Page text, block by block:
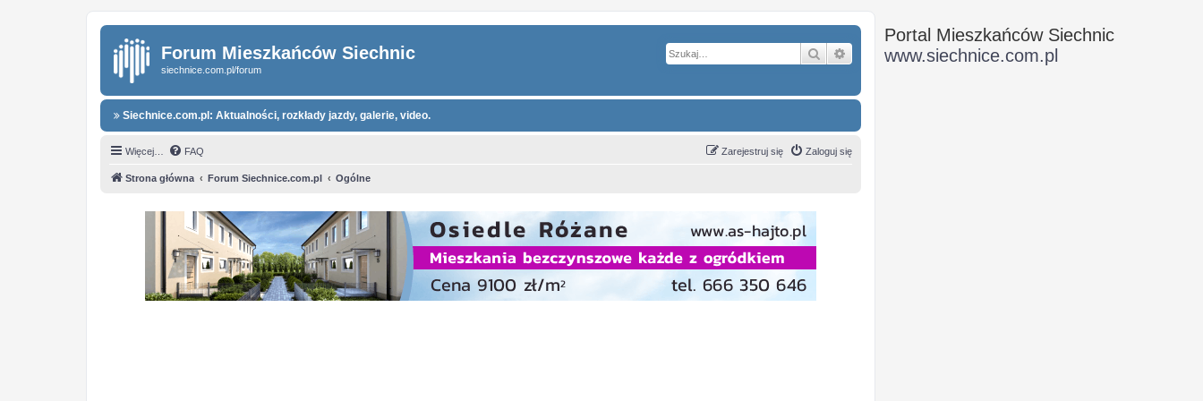
Forum Mieszkańców Siechnic
siechnice.com.pl/forum
Szukaj Wyszukiwanie zaawansowane
Siechnice.com.pl: Aktualności, rozkłady jazdy, galerie, video.
Więcej… FAQ Zaloguj się
Zarejestruj się
Strona główna Forum Siechnice.com.pl Ogólne
Portal Mieszkańców Siechnic
www.siechnice.com.pl